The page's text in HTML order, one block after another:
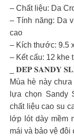
– Chất liệu: Da
– Tính năng: Da
cao
– Kích thước: 9.5
– Kết cấu: 12 khe
_ 𝐃𝐄́𝐏 𝐒𝐀𝐍𝐃𝐘
Mùa hè này
lựa chọn Sandy
chất liệu cao su
lớp lót dày mềm
mái và bảo vệ